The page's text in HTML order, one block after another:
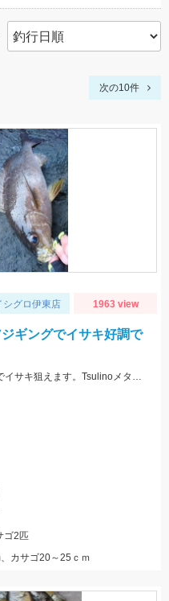
次の10件
シグロ伊東店 1963 view
ギングでイサキ好調で
時合いは短いですが明け方のタイミングでイサキ狙えます。Tsulinoメタルランナーリブート30ｇを使用。
ゴ2匹
カサゴ20～25ｃｍ